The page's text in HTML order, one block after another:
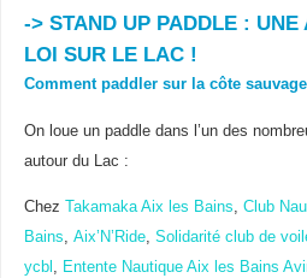
-> STAND UP PADDLE : UNE
LOI SUR LE LAC !
Comment paddler sur la côte
On loue un paddle dans l’un des
autour du Lac :
Chez Takamaka Aix les Bains, Club
Bains, Aix’N’Ride, Solidarité club de
ycbl , Entente Nautique Aix les Bains